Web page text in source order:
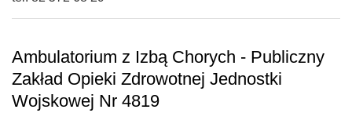
Ambulatorium z Izbą Chorych - Publiczny
Zakład Opieki Zdrowotnej Jednostki
Wojskowej Nr 4819